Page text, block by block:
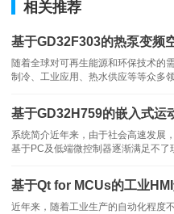
∎ 独有专利支撑的平面磁集成优
同时磁性元件采用PCB绕组减
相关推荐
基于GD32F303的热泵变频
随着全球对可再生能源和环保技术的
制冷、工业应用、热水供应等等众多
GD32F303性能参数• Cortex-M4
基于GD32H759的嵌入式运
系统简介近年来，由于社会高速发展
基于PC及低端微控制器逐渐满足不
ARM技术的微处理器具有体积小、低
控制领域具有广阔的发展前
基于Qt for MCUs的工业
近年来，随着工业生产的自动化程度